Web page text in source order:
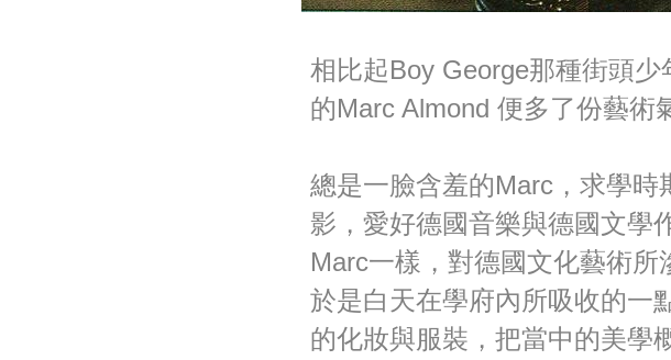
相比起Boy George那種街頭
的Marc Almond 便多了份藝術
總是一臉含羞的Marc，求學
影，愛好德國音樂與德國文學
Marc一樣，對德國文化藝術
於是白天在學府內所吸收的一
的化妝與服裝，把當中的美學